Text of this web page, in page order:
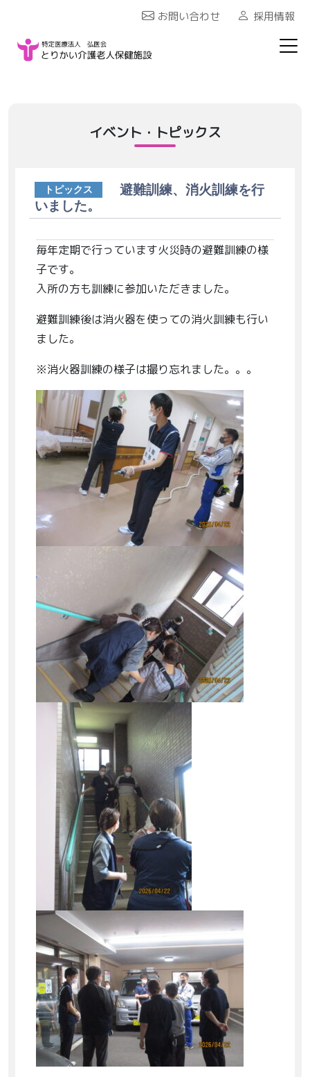
お問い合わせ 採用情報
イベント・トピックス
トピックス
避難訓練、消火訓練を行
いました。
毎年定期で行っています火災時の避難訓練の様
子です。
入所の方も訓練に参加いただきました。
避難訓練後は消火器を使っての消火訓練も行い
ました。
※消火器訓練の様子は撮り忘れました。。。